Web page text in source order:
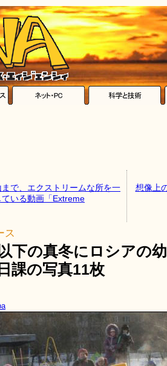
で、エクストリームな所を一
いる動画「Extreme
想像上
ス
下の真冬にロシアの
課の写真11枚